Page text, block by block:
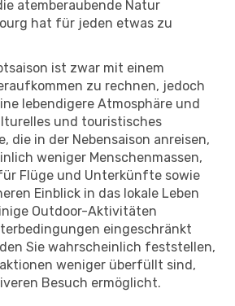
atemberaubende Natur
hat für jeden etwas zu
ist zwar mit einem
zu rechnen, jedoch
lebendigere Atmosphäre und
und touristisches
die in der Nebensaison anreisen,
weniger Menschenmassen,
Flüge und Unterkünfte sowie
Einblick in das lokale Leben
Outdoor-Aktivitäten
eingeschränkt
Sie wahrscheinlich feststellen,
weniger überfüllt sind,
Besuch ermöglicht.